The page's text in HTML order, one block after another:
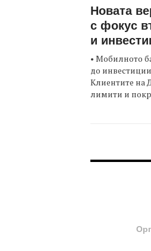
Новата
с фокус
и
• Мобилното
до
Клиентите на
лимити и